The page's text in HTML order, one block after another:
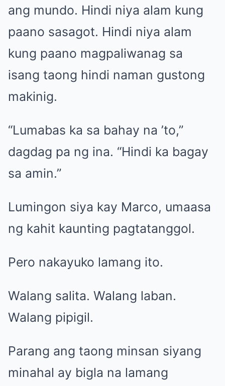
ang mundo. Hindi niya alam kung
paano sasagot. Hindi niya alam
kung paano magpaliwanag sa
isang taong hindi naman gustong
makinig.
“Lumabas ka sa bahay na ’to,”
dagdag pa ng ina. “Hindi ka bagay
sa amin.”
Lumingon siya kay Marco, umaasa
ng kahit kaunting pagtatanggol.
Pero nakayuko lamang ito.
Walang salita. Walang laban.
Walang pipigil.
Parang ang taong minsan siyang
minahal ay bigla na lamang